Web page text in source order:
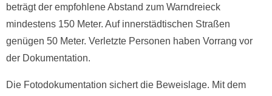
beträgt der empfohlene Abstand zum Warndreieck
mindestens 150 Meter. Auf innerstädtischen Straßen
genügen 50 Meter. Verletzte Personen haben Vorrang vor
der Dokumentation.
Die Fotodokumentation sichert die Beweislage. Mit dem